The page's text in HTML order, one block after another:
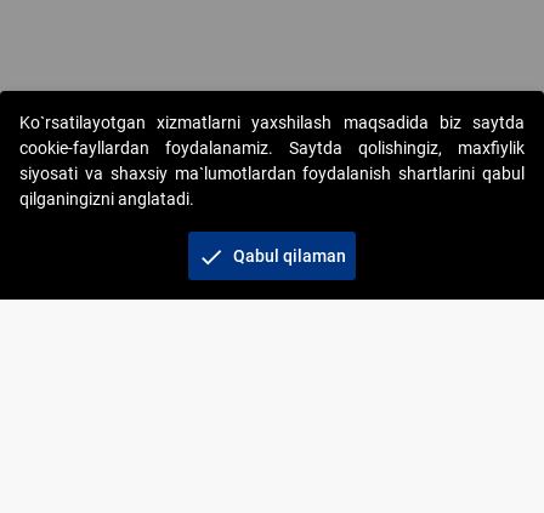
Copyright © 2017-2026. "Elektron onlayn-auksionlarni
tashkil etish" AJ. Barcha huquqlar himoyalangan
Ko`rsatilayotgan xizmatlarni yaxshilash maqsadida biz saytda
cookie-fayllardan foydalanamiz. Saytda qolishingiz, maxfiylik
siyosati va shaxsiy ma`lumotlardan foydalanish shartlarini qabul
qilganingizni anglatadi.
check Qabul qilaman